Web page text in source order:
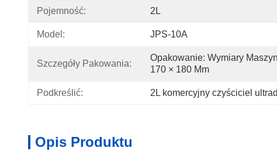
Pojemność: 2L
Model: JPS-10A
Szczegóły Pakowania:
Opakowanie: Wymiary
170 × 180 Mm
Podkreślić: 2L komercyjny czyściciel
Opis Produktu